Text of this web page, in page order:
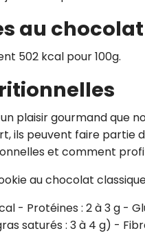
au chocolat
502 kcal pour 100g.
plaisir gourmand que
ils peuvent faire partie
et comment
au chocolat
- Protéines : 2 à 3 g -
saturés : 3 à 4 g) -